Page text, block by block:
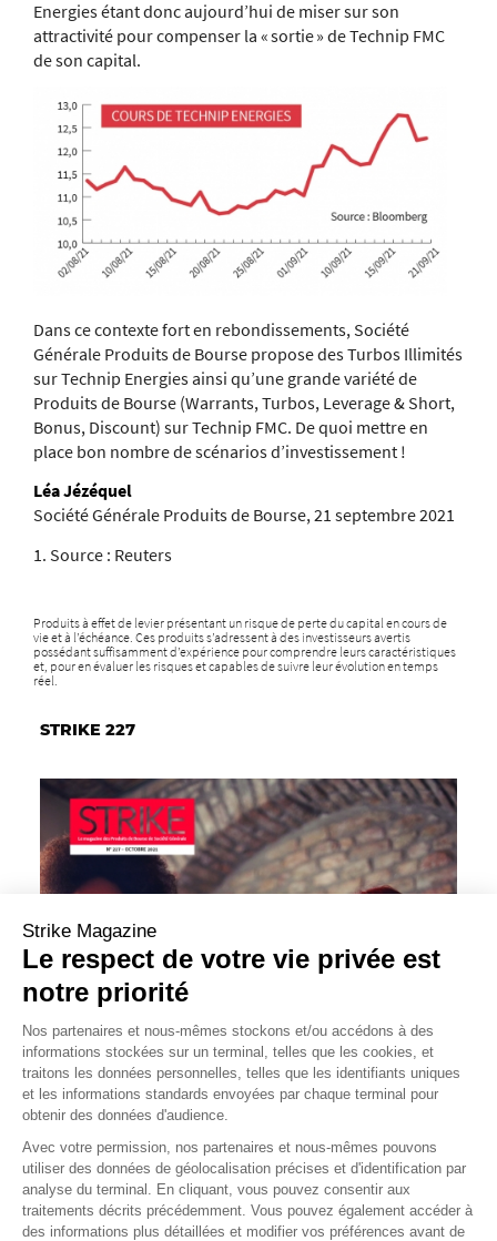
Energies étant donc aujourd’hui de miser sur son
attractivité pour compenser la « sortie » de Technip FMC
de son capital.
Dans ce contexte fort en rebondissements, Société
Générale Produits de Bourse propose des Turbos Illimités
sur Technip Energies ainsi qu’une grande variété de
Produits de Bourse (Warrants, Turbos, Leverage & Short,
Bonus, Discount) sur Technip FMC. De quoi mettre en
place bon nombre de scénarios d’investissement !
Léa Jézéquel
Société Générale Produits de Bourse, 21 septembre 2021
1. Source : Reuters
Produits à effet de levier présentant un risque de perte du capital en cours de
vie et à l’échéance. Ces produits s’adressent à des investisseurs avertis
possédant suffisamment d’expérience pour comprendre leurs caractéristiques
et, pour en évaluer les risques et capables de suivre leur évolution en temps
réel.
STRIKE 227
Strike Magazine
Le respect de votre vie privée est
notre priorité
Nos partenaires et nous-mêmes stockons et/ou accédons à des
informations stockées sur un terminal, telles que les cookies, et
traitons les données personnelles, telles que les identifiants uniques
et les informations standards envoyées par chaque terminal pour
obtenir des données d'audience.
Avec votre permission, nos partenaires et nous-mêmes pouvons
utiliser des données de géolocalisation précises et d'identification par
analyse du terminal. En cliquant, vous pouvez consentir aux
traitements décrits précédemment. Vous pouvez également accéder à
des informations plus détaillées et modifier vos préférences avant de